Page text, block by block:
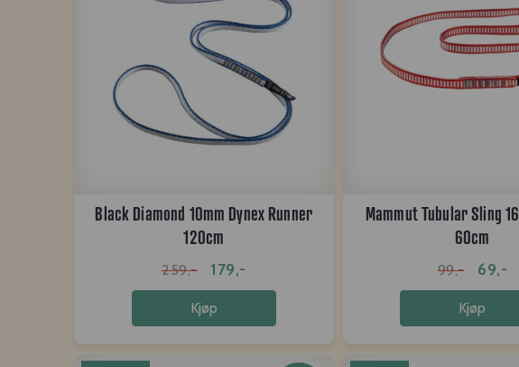
Black Diamond 10mm Dynex Runner
120cm
259,- 179,-
Kjøp
Mammut Tubular Sling
60cm
99,- 69,-
Kjøp